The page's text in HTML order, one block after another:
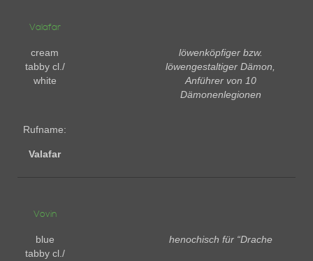
Valafar
cream
tabby cl./
white
Rufname:
Valafar
löwenköpfiger bzw.
löwengestaltiger Dämon,
Anführer von 10
Dämonenlegionen
Vovin
blue
tabby cl./
henochisch für “Drache